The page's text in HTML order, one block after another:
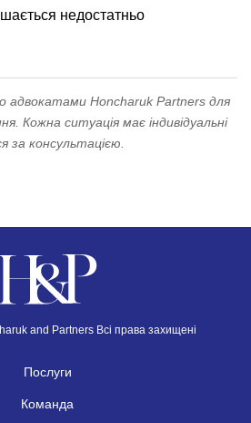
недостатньо
адвокатами Honcharuk Partners для
Кожна ситуація має індивідуальні
за консультацією.
and Partners Всі права захищені
Послуги
Команда